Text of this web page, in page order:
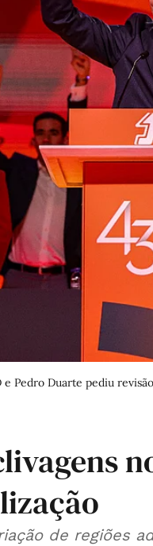
Pedro Duarte pediu
de regiões